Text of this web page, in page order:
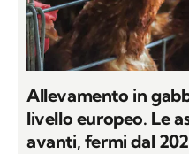
Allevamento in
livello europeo. Le
avanti, fermi dal